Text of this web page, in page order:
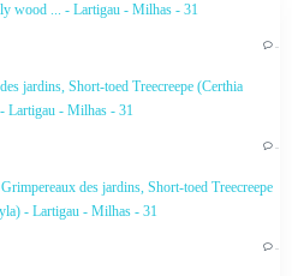
wood ... - Lartigau - Milhas - 31
…
jardins, Short-toed Treecreepe (Certhia
Lartigau - Milhas - 31
…
des jardins, Short-toed Treecreepe
- Lartigau - Milhas - 31
…